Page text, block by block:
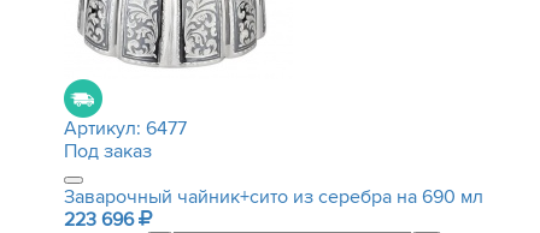
Артикул: 6477
Под заказ
Заварочный чайник+сито из серебра на 690 мл
223 696